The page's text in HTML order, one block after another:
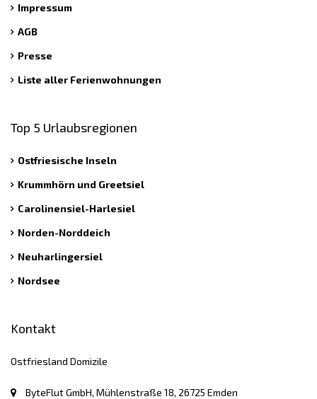
Impressum
AGB
Presse
Liste aller Ferienwohnungen
Top 5 Urlaubsregionen
Ostfriesische Inseln
Krummhörn und Greetsiel
Carolinensiel-Harlesiel
Norden-Norddeich
Neuharlingersiel
Nordsee
Kontakt
Ostfriesland Domizile
ByteFlut GmbH, Mühlenstraße 18, 26725 Emden